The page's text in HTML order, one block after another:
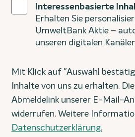
Interessenbasierte
Erhalten Sie
UmweltBank Aktie –
unseren digitalen
Mit Klick auf "Auswahl
Inhalte von uns zu erhalten.
Abmeldelink unserer E-Mail-
widerrufen. Weitere
Datenschutzerklärung.